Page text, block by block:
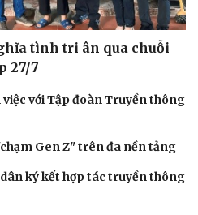
tình tri ân qua chuỗi
27/7
với Tập đoàn Truyền thông
Gen Z" trên đa nền tảng
dân ký kết hợp tác truyền thông